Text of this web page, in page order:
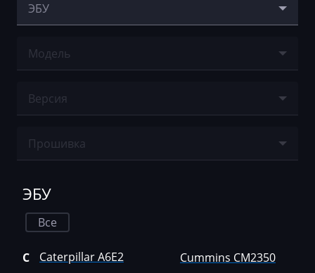
Agco
Agrifac
Albach
Atlas
Audi
ЭБУ
Модель
Версия
Прошивка
ЭБУ
Все
C Caterpillar A6E2 Cummins CM2350